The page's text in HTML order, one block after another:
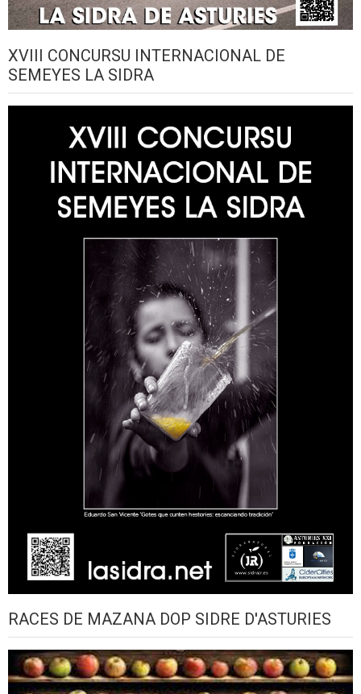
XVIII CONCURSU INTERNACIONAL DE
SEMEYES LA SIDRA
RACES DE MAZANA DOP SIDRE D'ASTURIES